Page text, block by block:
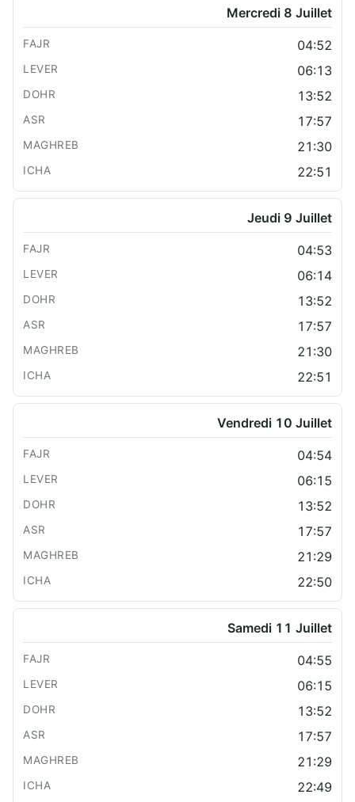
Mercredi 8 Juillet
04:52
06:13
13:52
17:57
21:30
22:51
Jeudi 9 Juillet
04:53
06:14
13:52
17:57
21:30
22:51
Vendredi 10 Juillet
04:54
06:15
13:52
17:57
21:29
22:50
Samedi 11 Juillet
04:55
06:15
13:52
17:57
21:29
22:49